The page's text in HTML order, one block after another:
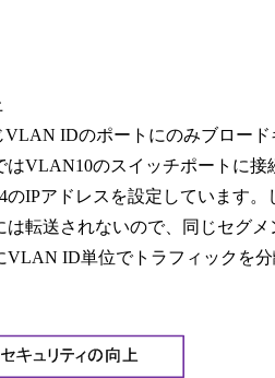
IDのポートにのみブロー
VLAN10のスイッチポートに
のIPアドレスを設定しています
転送されないので、同じセグ
ID単位でトラフィックを